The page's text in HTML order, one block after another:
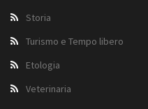
Storia
Turismo e Tempo libero
Etologia
Veterinaria